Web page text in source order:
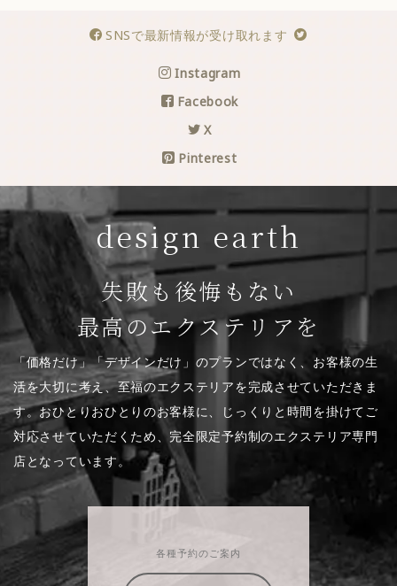
SNSで最新情報が受け取れます
Instagram
Facebook
X
Pinterest
design earth
失敗も後悔もない
最高のエクステリアを
「価格だけ」「デザインだけ」のプランではなく、お客様の生
活を大切に考え、至福のエクステリアを完成させていただきま
す。おひとりおひとりのお客様に、じっくりと時間を掛けてご
対応させていただくため、完全限定予約制のエクステリア専門
店となっています。
各種予約のご案内